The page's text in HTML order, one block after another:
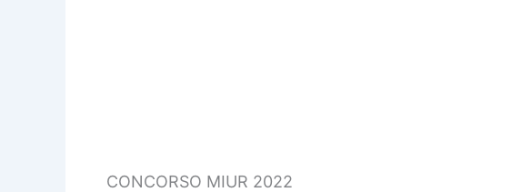
CONCORSO MIUR 2022